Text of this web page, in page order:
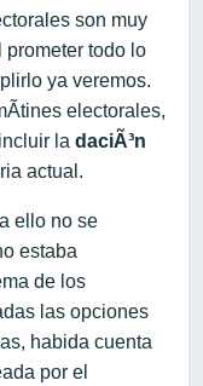
son muy
todo lo
ya veremos.
electorales,
la daciÃ³n
actual.
ello no se
estaba
de los
las opciones
habida cuenta
por el